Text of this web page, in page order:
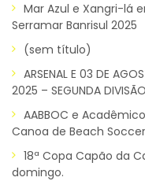
Mar Azul e Xangri-lá
Serramar Banrisul 2025
(sem título)
ARSENAL E 03 DE
2025 – SEGUNDA
AABBOC e
Canoa de Beach Soccer
18ª Copa Capão da
domingo.